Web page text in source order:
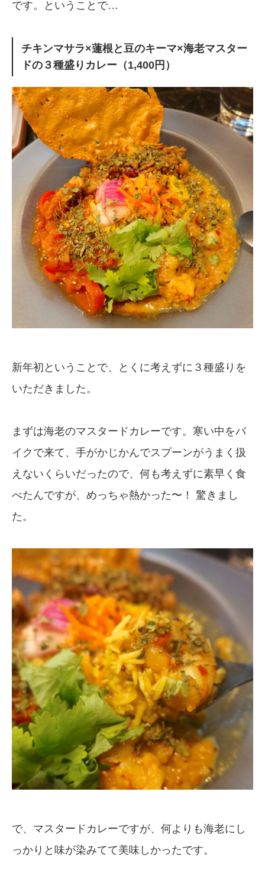
です。ということで…
チキンマサラ×蓮根と豆のキーマ×海老マスター
ドの３種盛りカレー（1,400円）
新年初ということで、とくに考えずに３種盛りを
いただきました。
まずは海老のマスタードカレーです。寒い中をバ
イクで来て、手がかじかんでスプーンがうまく扱
えないくらいだったので、何も考えずに素早く食
べたんですが、めっちゃ熱かった〜！ 驚きまし
た。
で、マスタードカレーですが、何よりも海老にし
っかりと味が染みてて美味しかったです。